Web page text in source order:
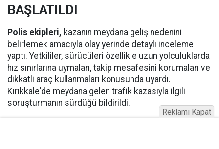
BAŞLATILDI
Polis ekipleri, kazanın meydana geliş nedenini
belirlemek amacıyla olay yerinde detaylı inceleme
yaptı. Yetkililer, sürücüleri özellikle uzun yolculuklarda
hız sınırlarına uymaları, takip mesafesini korumaları ve
dikkatli araç kullanmaları konusunda uyardı.
Kırıkkale'de meydana gelen trafik kazasıyla ilgili
soruşturmanın sürdüğü bildirildi.
Reklamı Kapat